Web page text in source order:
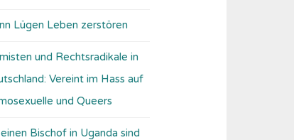
Lügen Leben zerstören
und Rechtsradikale in
Vereint im Hass auf
und Queers
einen Bischof in Uganda sind